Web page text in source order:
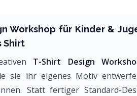
Workshop für Kinder &
Shirt
T-Shirt Design
sie ihr eigenes Motiv
Statt fertiger Standard-